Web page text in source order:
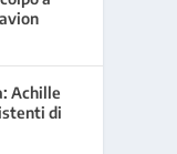
Achille
di